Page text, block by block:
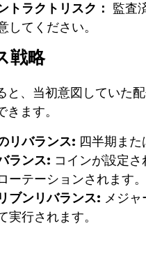
トラクトリスク： 監査
してください。
戦略
と、当初意図していた
ます。
リバランス: 四半期また
ランス: コインが設定
ーテーションされます。
ブンリバランス: メジ
実行されます。